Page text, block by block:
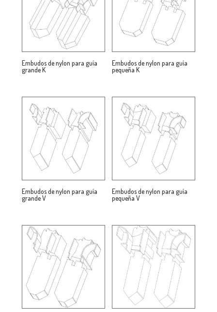
Embudos de nylon para guía
grande K
Embudos de nylon para guía
pequeña K
Embudos de nylon para guía
grande V
Embudos de nylon para guía
pequeña V